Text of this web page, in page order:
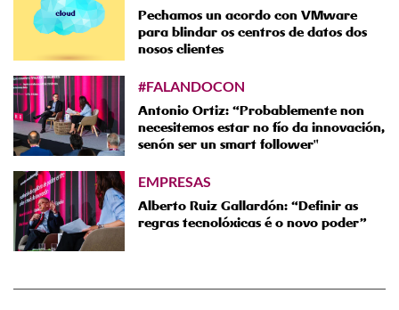
Pechamos un acordo con VMware
para blindar os centros de datos dos
nosos clientes
#FALANDOCON
Antonio Ortiz: “Probablemente non
necesitemos estar no fío da innovación,
senón ser un smart follower"
EMPRESAS
Alberto Ruiz Gallardón: “Definir as
regras tecnolóxicas é o novo poder”